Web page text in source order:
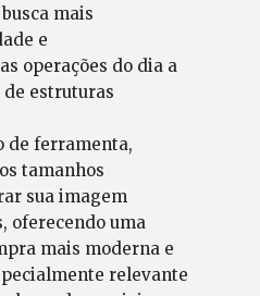
mais
e
operações do dia a
estruturas
de ferramenta,
tamanhos
sua imagem
oferecendo uma
mais moderna e
relevante